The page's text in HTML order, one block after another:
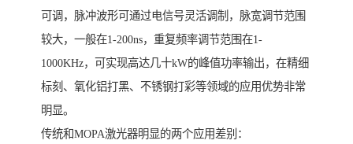
可调，脉冲波形可通过电信号灵活调制，脉宽调节范围
较大，一般在1-200ns，重复频率调节范围在1-
1000KHz，可实现高达几十kW的峰值功率输出，在精细
标刻、氧化铝打黑、不锈钢打彩等领域的应用优势非常
明显。
传统和MOPA激光器明显的两个应用差别：